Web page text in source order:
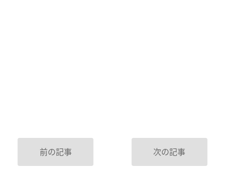
前の記事 次の記事